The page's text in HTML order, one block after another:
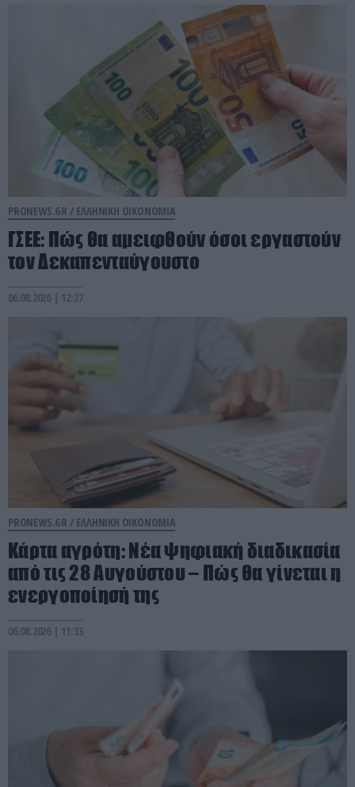
PRONEWS.GR / ΕΛΛΗΝΙΚΗ ΟΙΚΟΝΟΜΙΑ
ΓΣΕΕ: Πώς θα αμειφθούν όσοι εργαστούν
τον Δεκαπενταύγουστο
06.08.2026 | 12:27
PRONEWS.GR / ΕΛΛΗΝΙΚΗ ΟΙΚΟΝΟΜΙΑ
Κάρτα αγρότη: Νέα ψηφιακή διαδικασία
από τις 28 Αυγούστου – Πώς θα γίνεται η
ενεργοποίησή της
06.08.2026 | 11:33